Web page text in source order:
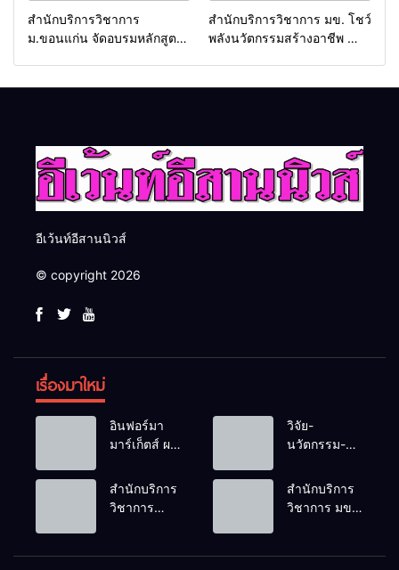
สำนักบริการวิชาการ
ม.ขอนแก่น จัดอบรมหลักสูตร
สำนักบริการวิชาการ มข. โชว์
พลังนวัตกรรมสร้างอาชีพ นำ
อีเว้นท์อีสานนิวส์
© copyright 2026
เรื่องมาใหม่
อินฟอร์มา
มาร์เก็ตส์ ผนึก
ธุรกิจท่อง
เที่ยว-บริการ
Thailand
วิจัย-
นวัตกรรม-
คือโอกาสใหม่
ของคนพิการ
เศรษฐกิจ
สำนักบริการ
วิชาการ
สำนักบริการ
วิชาการ มข.